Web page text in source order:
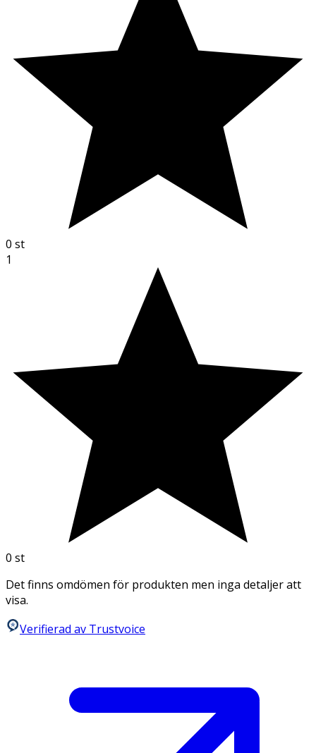
0 st
1
0 st
Det finns omdömen för produkten men inga detaljer att
visa.
Verifierad av Trustvoice